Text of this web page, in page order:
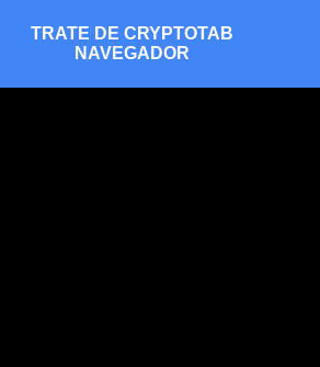
TRATE DE CRYPTOTAB
NAVEGADOR